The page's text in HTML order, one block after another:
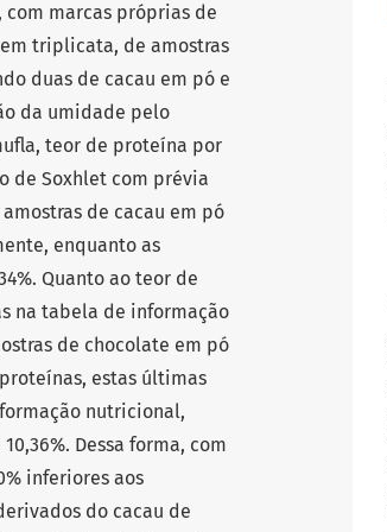
marcas próprias de
triplicata, de amostras
duas de cacau em pó e
da umidade pelo
teor de proteína por
de Soxhlet com prévia
de cacau em pó
enquanto as
Quanto ao teor de
na tabela de informação
de chocolate em pó
estas últimas
nutricional,
Dessa forma, com
inferiores aos
do cacau de